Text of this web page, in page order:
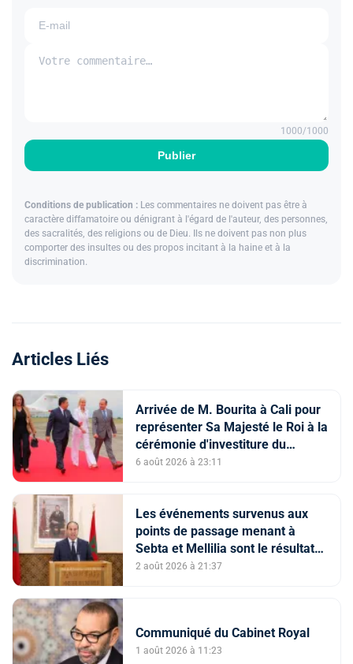
Publier
1000/1000
Conditions de publication : Les commentaires ne doivent pas être à
caractère diffamatoire ou dénigrant à l'égard de l'auteur, des personnes,
des sacralités, des religions ou de Dieu. Ils ne doivent pas non plus
comporter des insultes ou des propos incitant à la haine et à la
discrimination.
Articles Liés
Arrivée de M. Bourita à Cali pour
représenter Sa Majesté le Roi à la
cérémonie d'investiture du
nouveau président colombien
6 août 2026 à 23:11
Les événements survenus aux
points de passage menant à
Sebta et Mellilia sont le résultat
de facteurs intriqués, dont
d'informations trompeuses
(Porte-parole du ministère de
2 août 2026 à 21:37
Communiqué du Cabinet Royal
1 août 2026 à 11:23